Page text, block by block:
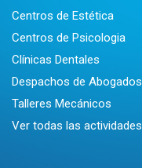
Centros de Estética
Centros de Psicologia
Clínicas Dentales
Despachos de Abogados
Talleres Mecánicos
Ver todas las actividades